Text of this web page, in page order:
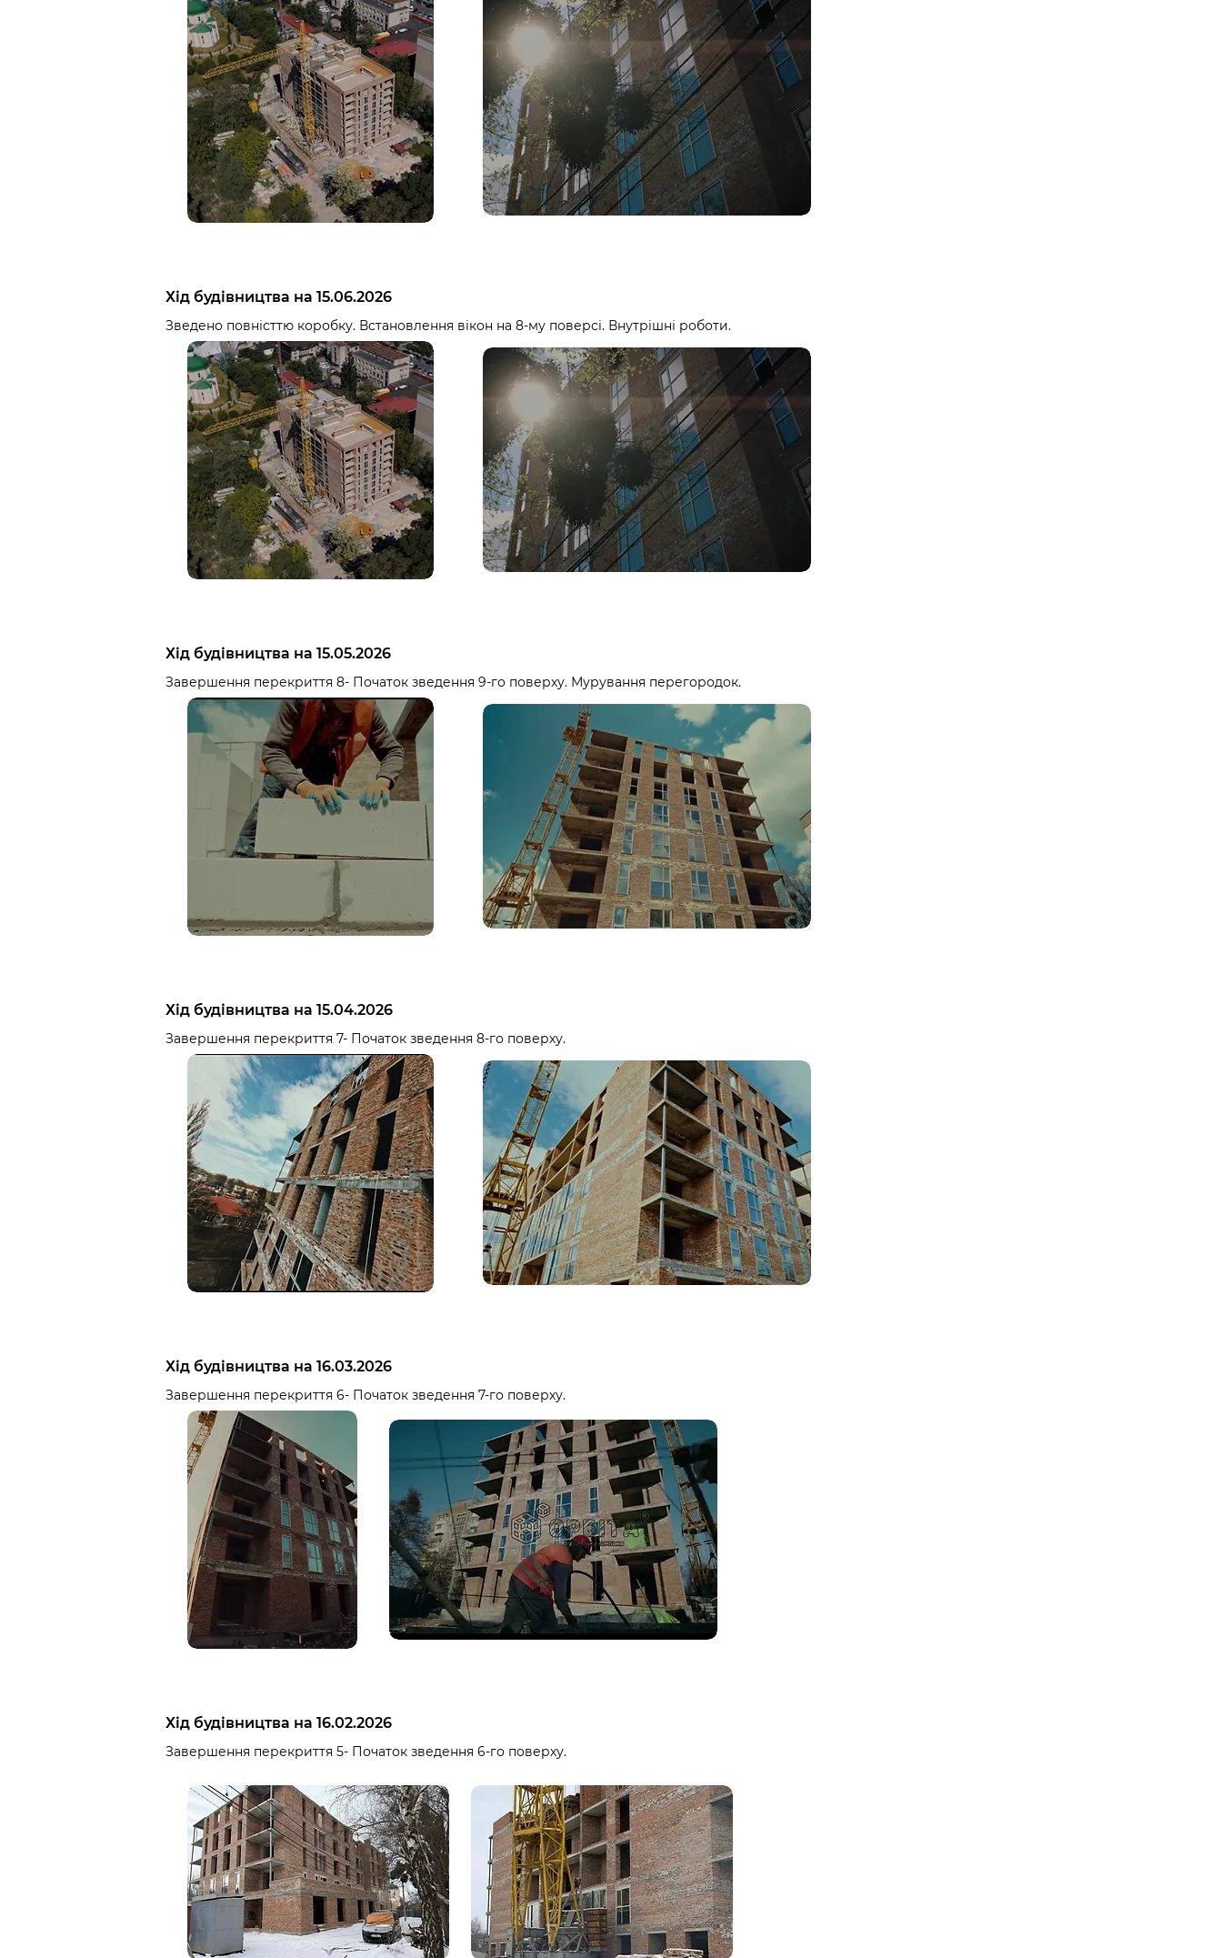
Хід будівництва на 15.06.2026
Зведено повністтю коробку. Встановлення вікон на 8-му поверсі. Внутрішні роботи.
Хід будівництва на 15.05.2026
Завершення перекриття 8- Початок зведення 9-го поверху. Мурування перегородок.
Хід будівництва на 15.04.2026
Завершення перекриття 7- Початок зведення 8-го поверху.
Хід будівництва на 16.03.2026
Завершення перекриття 6- Початок зведення 7-го поверху.
Хід будівництва на 16.02.2026
Завершення перекриття 5- Початок зведення 6-го поверху.